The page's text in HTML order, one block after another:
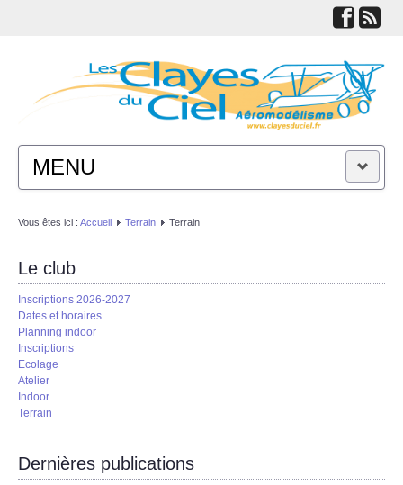
MENU
ACTUALITÉS
LE CLUB
TECHNIQUES
LIENS
Vous êtes ici : Accueil Terrain Terrain
Le club
Inscriptions 2026-2027
Dates et horaires
Planning indoor
Inscriptions
Ecolage
Atelier
Indoor
Terrain
Dernières publications